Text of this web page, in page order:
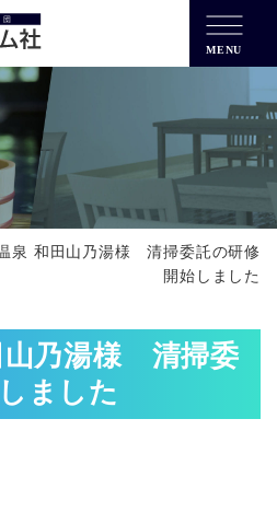
MENU
泉 和田山乃湯様 清掃委託の研修
開始しました
山乃湯様 清掃委
ました